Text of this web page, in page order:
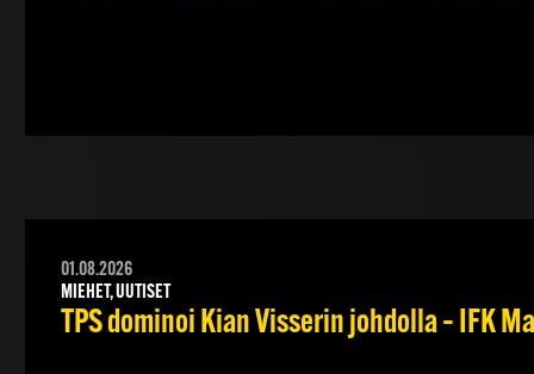
01.08.2026
MIEHET, UUTISET
TPS dominoi Kian Visserin johdolla – IFK